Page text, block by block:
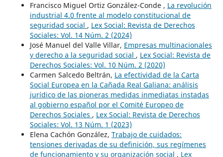
Francisco Miguel Ortiz González-Conde , La revolución
industrial 4.0 frente al modelo constitucional de
seguridad social , Lex Social: Revista de Derechos
Sociales: Vol. 14 Núm. 2 (2024)
José Manuel del Valle Villar, Empresas multinacionales
y derecho a la seguridad social , Lex Social: Revista de
Derechos Sociales: Vol. 10 Núm. 2 (2020)
Carmen Salcedo Beltrán, La efectividad de la Carta
Social Europea en la Cañada Real Galiana: análisis
jurídico de las pioneras medidas inmediatas instadas
al gobierno español por el Comité Europeo de
Derechos Sociales , Lex Social: Revista de Derechos
Sociales: Vol. 13 Núm. 1 (2023)
Elena Cachón González, Trabajo de cuidados:
tensiones derivadas de su definición, sus regímenes
de funcionamiento y su organización social , Lex